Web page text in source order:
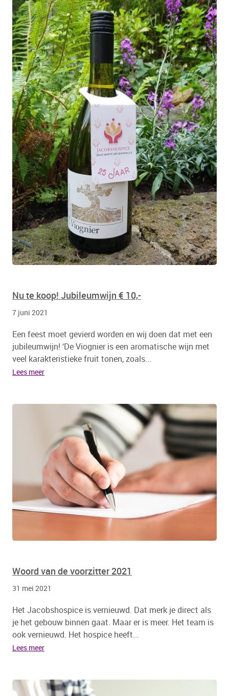
Nu te koop! Jubileumwijn € 10,-
7 juni 2021
Een feest moet gevierd worden en wij doen dat met een
jubileumwijn! ‘De Viognier is een aromatische wijn met
veel karakteristieke fruit tonen, zoals...
Lees meer
Woord van de voorzitter 2021
31 mei 2021
Het Jacobshospice is vernieuwd. Dat merk je direct als
je het gebouw binnen gaat. Maar er is meer. Het team is
ook vernieuwd. Het hospice heeft...
Lees meer